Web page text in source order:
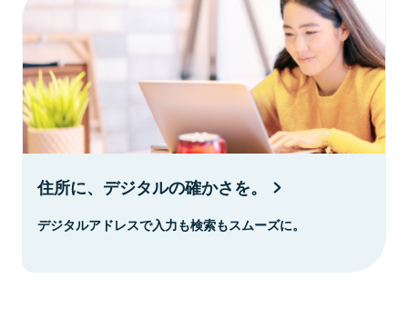
住所に、デジタルの確かさを。
デジタルアドレスで入力も検索もスムーズに。